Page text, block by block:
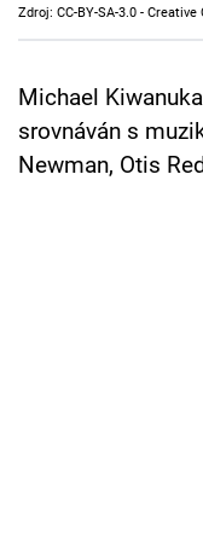
Cool Esport
Pořady
TV Program
Zdroj: CC-BY-SA-3.0 -
Michael
srovnáván s
Newman, Otis